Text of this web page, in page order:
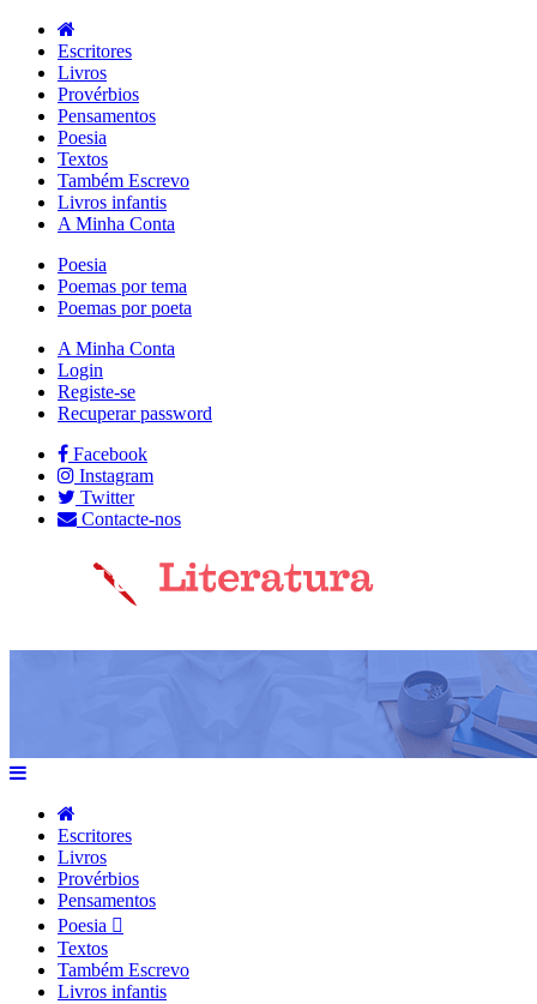
Escritores
Livros
Provérbios
Pensamentos
Poesia
Textos
Também Escrevo
Livros infantis
A Minha Conta
Poesia
Poemas por tema
Poemas por poeta
A Minha Conta
Login
Registe-se
Recuperar password
Facebook
Instagram
Twitter
Contacte-nos
Escritores
Livros
Provérbios
Pensamentos
Poesia
Textos
Também Escrevo
Livros infantis